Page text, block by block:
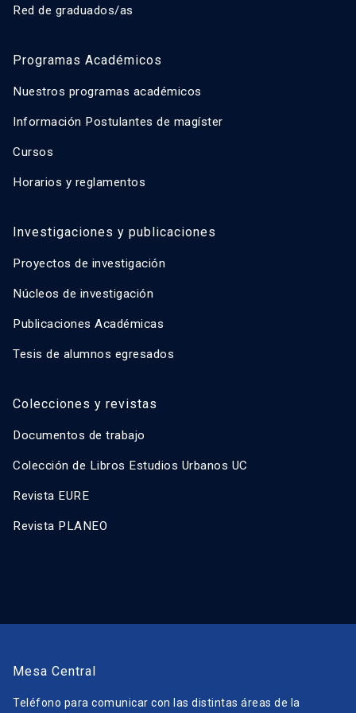
Red de graduados/as
Programas Académicos
Nuestros programas académicos
Información Postulantes de magíster
Cursos
Horarios y reglamentos
Investigaciones y publicaciones
Proyectos de investigación
Núcleos de investigación
Publicaciones Académicas
Tesis de alumnos egresados
Colecciones y revistas
Documentos de trabajo
Colección de Libros Estudios Urbanos UC
Revista EURE
Revista PLANEO
Mesa Central
Teléfono para comunicar con las distintas áreas de la